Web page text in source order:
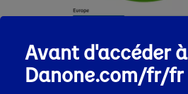
Avant d'accéder à
Danone.com/fr/fr